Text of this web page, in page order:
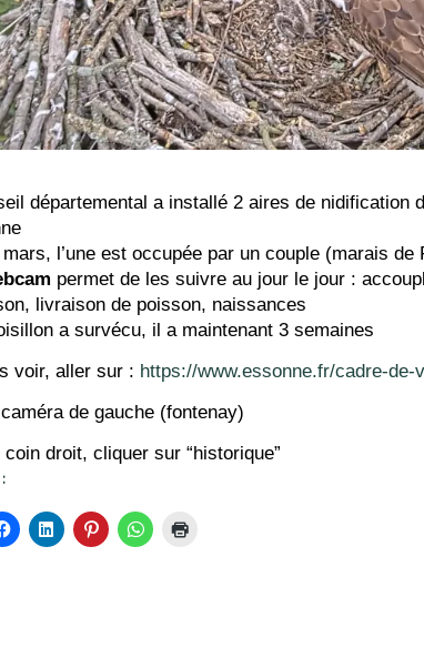
départemental a installé 2 aires de nidification
l’une est occupée par un couple (marais de
permet de les suivre au jour le jour :
livraison de poisson, naissances
a survécu, il a maintenant 3 semaines
voir, aller sur : https://www.essonne.fr/cadre-de-
de gauche (fontenay)
droit, cliquer sur “historique”